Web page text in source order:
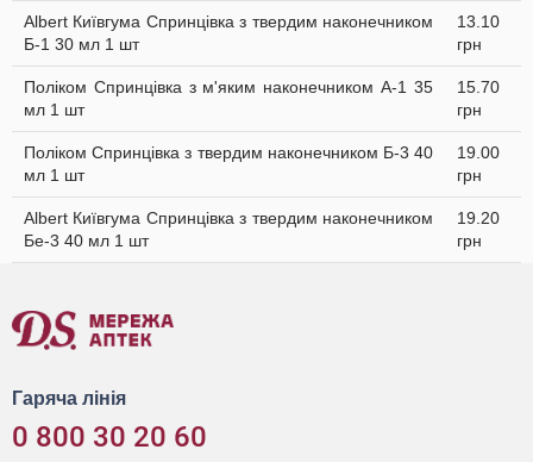
Albert Київгума Спринцівка з твердим наконечником
Б-1 30 мл 1 шт
13.10
грн
Поліком Спринцівка з м'яким наконечником А-1 35
мл 1 шт
15.70
грн
Поліком Спринцівка з твердим наконечником Б-3 40
мл 1 шт
19.00
грн
Albert Київгума Спринцівка з твердим наконечником
Бе-3 40 мл 1 шт
19.20
грн
Гаряча лінія
0 800 30 20 60